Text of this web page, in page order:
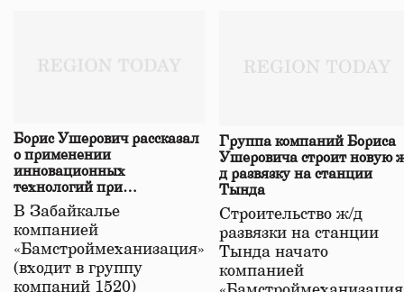
Борис Ушерович рассказал
о применении
инновационных
технологий при
строительстве нового моста
в Забайкалье
В Забайкалье
компанией
«Бамстроймеханизация»
(входит в группу
компаний 1520)
Группа компаний Бориса
Ушеровича строит новую
д развязку на станции
Тында
Строительство ж/д
развязки на станции
Тында начато
компанией